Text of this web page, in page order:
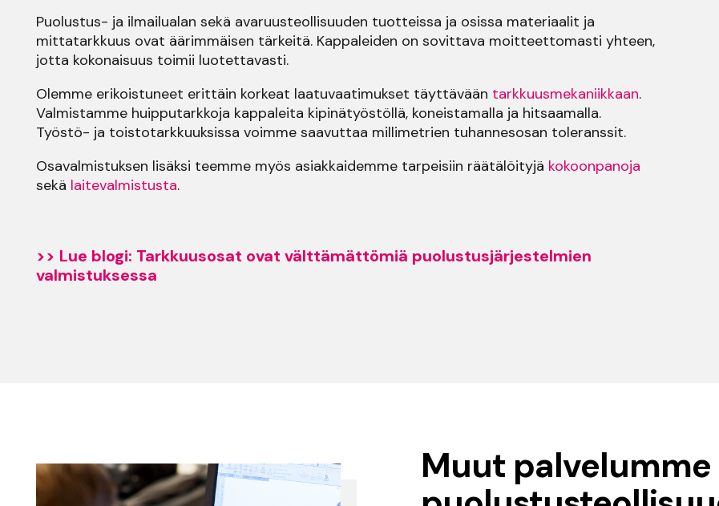
Puolustus- ja ilmailualan sekä avaruusteollisuuden tuotteissa ja osissa materiaalit ja
mittatarkkuus ovat äärimmäisen tärkeitä. Kappaleiden on sovittava moitteettomasti yhteen,
jotta kokonaisuus toimii luotettavasti.
Olemme erikoistuneet erittäin korkeat laatuvaatimukset täyttävään tarkkuusmekaniikkaan.
Valmistamme huipputarkkoja kappaleita kipinätyöstöllä, koneistamalla ja hitsaamalla.
Työstö- ja toistotarkkuuksissa voimme saavuttaa millimetrien tuhannesosan toleranssit.
Osavalmistuksen lisäksi teemme myös asiakkaidemme tarpeisiin räätälöityjä kokoonpanoja
sekä laitevalmistusta.
>> Lue blogi: Tarkkuusosat ovat välttämättömiä puolustusjärjestelmien
valmistuksessa
Muut palvelumme